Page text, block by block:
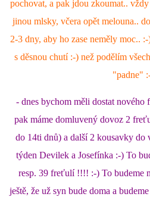
VÝROČNÍ ZPRÁVY
pochovat, a pak jdou zkoumat..
jinou mlsky, včera opět melouna..
2-3 dny, aby ho zase neměly moc..
s děsnou chutí :-) než podělím
"padne"
- dnes bychom měli dostat nového
pak máme domluvený dovoz 2
do 14ti dnů) a další 2 kousavky do
týden Devilek a Josefínka :-) To
resp. 39 freťulí !!!! :-) To budeme
ještě, že už syn bude doma a